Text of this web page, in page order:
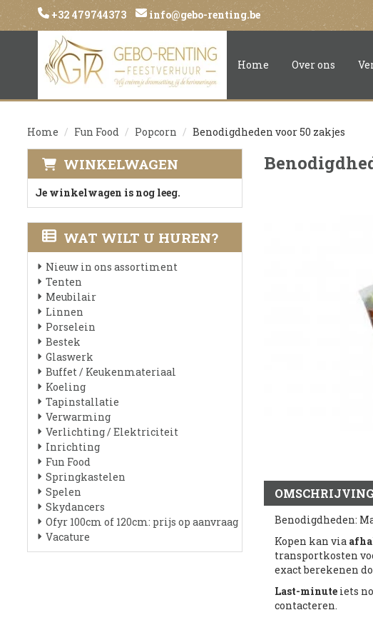
+32 479744373 info@gebo-renting.be
Home Over ons
Home Fun Food Popcorn Benodigdheden voor 50 zakjes
WINKELWAGEN
Je winkelwagen is nog leeg.
WAT WILT U HUREN?
Nieuw in ons assortiment
Tenten
Meubilair
Linnen
Porselein
Bestek
Glaswerk
Buffet / Keukenmateriaal
Koeling
Tapinstallatie
Verwarming
Verlichting / Elektriciteit
Inrichting
Fun Food
Springkastelen
Spelen
Skydancers
Ofyr 100cm of 120cm: prijs op aanvraag
Vacature
OMSCHRIJVING
Benodigdheden:
Kopen kan via
transportkosten
exact berekenen
Last-minute iets
contacteren.